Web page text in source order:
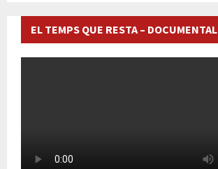
EL TEMPS QUE RESTA – DOCUMENTAL